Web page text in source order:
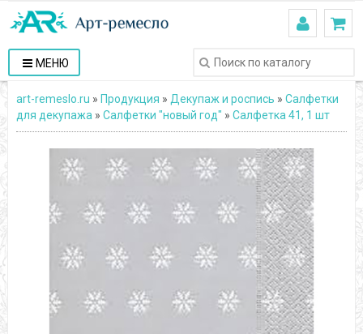
МЕНЮ
art-remeslo.ru » Продукция » Декупаж и роспись » Салфетки
для декупажа » Салфетки "новый год" » Салфетка 41, 1 шт